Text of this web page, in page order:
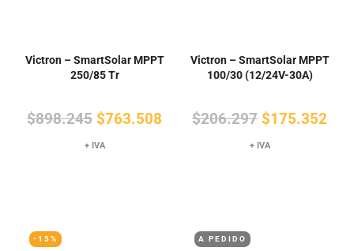
Victron – SmartSolar MPPT
250/85 Tr
$898.245 El
precio
$763.508
+ IVA
Victron – SmartSolar MPPT
100/30 (12/24V-30A)
$206.297 El
precio
$175.352
+ IVA
-15% A PEDIDO